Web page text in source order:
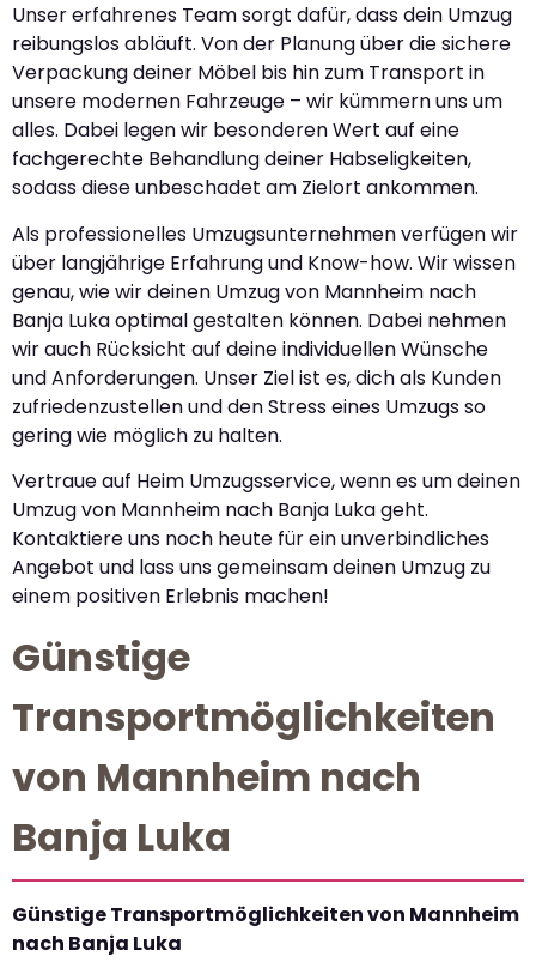
Unser erfahrenes Team sorgt dafür, dass dein Umzug
reibungslos abläuft. Von der Planung über die sichere
Verpackung deiner Möbel bis hin zum Transport in
unsere modernen Fahrzeuge – wir kümmern uns um
alles. Dabei legen wir besonderen Wert auf eine
fachgerechte Behandlung deiner Habseligkeiten,
sodass diese unbeschadet am Zielort ankommen.
Als professionelles Umzugsunternehmen verfügen wir
über langjährige Erfahrung und Know-how. Wir wissen
genau, wie wir deinen Umzug von Mannheim nach
Banja Luka optimal gestalten können. Dabei nehmen
wir auch Rücksicht auf deine individuellen Wünsche
und Anforderungen. Unser Ziel ist es, dich als Kunden
zufriedenzustellen und den Stress eines Umzugs so
gering wie möglich zu halten.
Vertraue auf Heim Umzugsservice, wenn es um deinen
Umzug von Mannheim nach Banja Luka geht.
Kontaktiere uns noch heute für ein unverbindliches
Angebot und lass uns gemeinsam deinen Umzug zu
einem positiven Erlebnis machen!
Günstige
Transportmöglichkeiten
von Mannheim nach
Banja Luka
Günstige Transportmöglichkeiten von Mannheim
nach Banja Luka